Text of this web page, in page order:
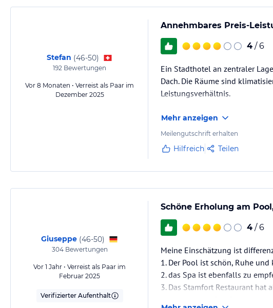
Stefan (46-50)
192 Bewertungen
Vor 8 Monaten • Verreist als Paar im
Dezember 2025
Annehmbares Preis-
4 / 6
Ein Stadthotel an zentraler
Dach. Die Räume sind
Leistungsverhältnis.
Mehr anzeigen
Meilengutschrift erhalten
Hilfreich Teilen
Giuseppe (46-50)
304Bewertungen
Vor 1 Jahr • Verreist als Paar im
Februar 2025
Verifizierter Aufenthalt
Schöne Erholung am
4 / 6
Meine Einschätzung ist
1. Der Pool ist schön, Ruhe
2. das Spa ist ebenfalls zu
3. Das Stamfort Restaurant